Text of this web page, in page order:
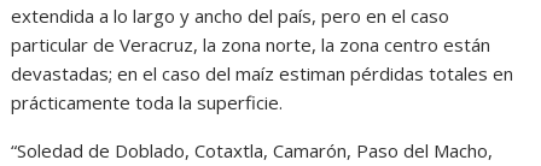
extendida a lo largo y ancho del país, pero en el caso
particular de Veracruz, la zona norte, la zona centro están
devastadas; en el caso del maíz estiman pérdidas totales en
prácticamente toda la superficie.
“Soledad de Doblado, Cotaxtla, Camarón, Paso del Macho,